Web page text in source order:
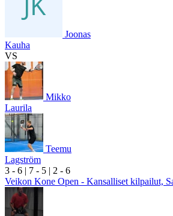
Joonas
Kauha
VS
Mikko
Laurila
Teemu
Lagström
3 - 6 | 7 - 5 | 2 - 6
Veikon Kone Open - Kansalliset kilpailut,